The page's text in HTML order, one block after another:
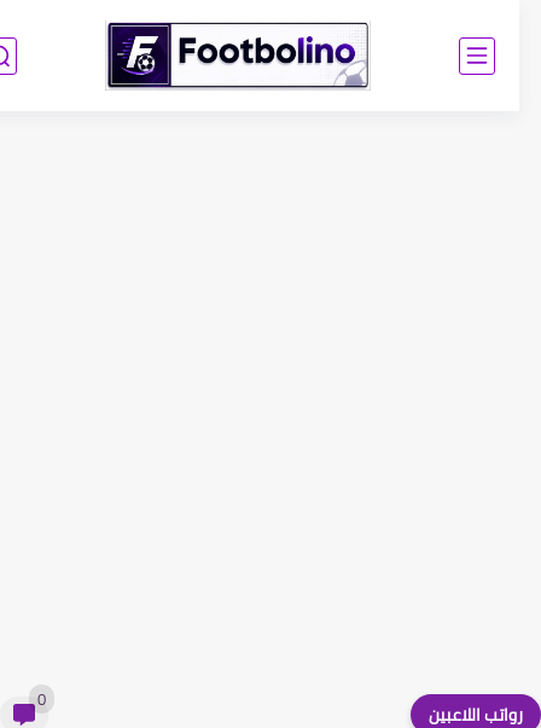
اللاعبين